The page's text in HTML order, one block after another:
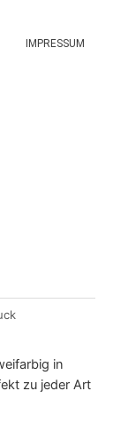
IMPRESSUM
in
zu jeder Art